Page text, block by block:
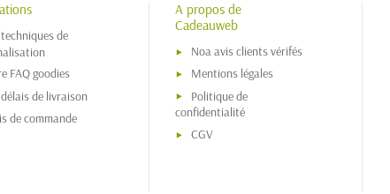
de
FAQ goodies
de livraison
de commande
A propos de
Cadeauweb
Noa avis clients vérifés
Mentions légales
Politique de
confidentialité
CGV